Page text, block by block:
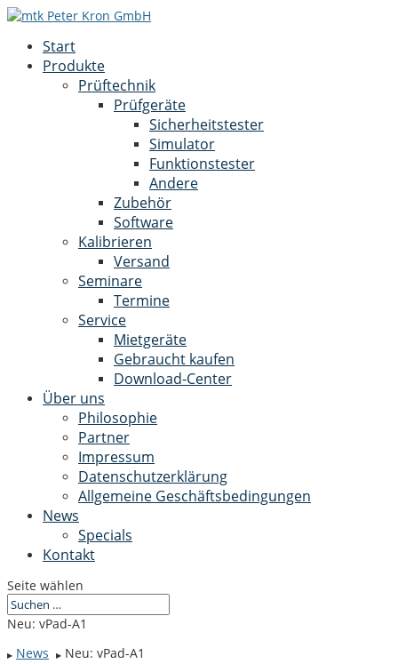
Start
Produkte
Prüftechnik
Prüfgeräte
Sicherheitstester
Simulator
Funktionstester
Andere
Zubehör
Software
Kalibrieren
Versand
Seminare
Termine
Service
Mietgeräte
Gebraucht kaufen
Download-Center
Über uns
Philosophie
Partner
Impressum
Datenschutzerklärung
Allgemeine Geschäftsbedingungen
News
Specials
Kontakt
Seite wählen
Neu: vPad-A1
▶ News ▶ Neu: vPad-A1